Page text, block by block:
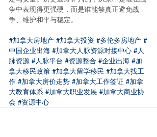
争中表现得更强硬，而是谁能够真正避免战
争、维护和平与稳定。
#加拿大房地产 #加拿大投资 #多伦多房地产 #
中国企业出海 #加拿大人脉资源对接中心 #人
脉资源 #人脉平台 #资源整合 #企业出海 #加
拿大移民政策 #加拿大留学移民 #加拿大找工
作 #加拿大房价走势 #加拿大工作签证 #加拿
大教育体系 #加拿大职业发展 #加拿大商业协
会 #资源中心